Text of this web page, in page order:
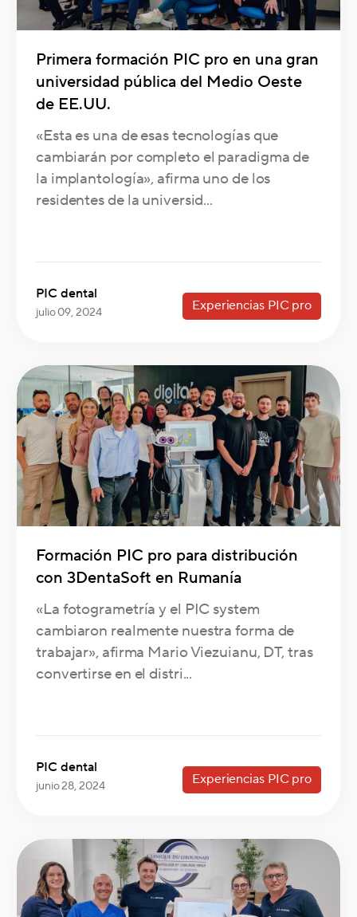
Primera formación PIC pro en una gran
universidad pública del Medio Oeste
de EE.UU.
«Esta es una de esas tecnologías que
cambiarán por completo el paradigma de
la implantología», afirma uno de los
residentes de la universid...
PIC dental
julio 09, 2024 Experiencias PIC pro
Formación PIC pro para distribución
con 3DentaSoft en Rumanía
«La fotogrametría y el PIC system
cambiaron realmente nuestra forma de
trabajar», afirma Mario Viezuianu, DT, tras
convertirse en el distri...
PIC dental
junio 28, 2024 Experiencias PIC pro